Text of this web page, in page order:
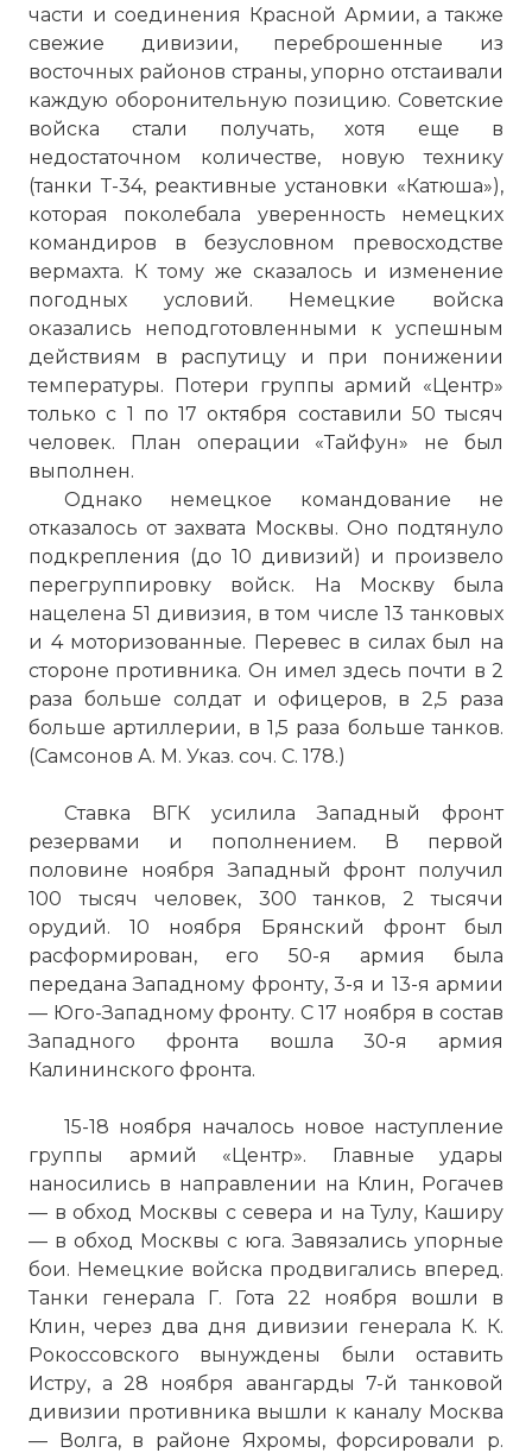
части и соединения Красной Армии, а также
свежие дивизии, переброшенные из
восточных районов страны, упорно отстаивали
каждую оборонительную позицию. Советские
войска стали получать, хотя еще в
недостаточном количестве, новую технику
(танки Т-34, реактивные установки «Катюша»),
которая поколебала уверенность немецких
командиров в безусловном превосходстве
вермахта. К тому же сказалось и изменение
погодных условий. Немецкие войска
оказались неподготовленными к успешным
действиям в распутицу и при понижении
температуры. Потери группы армий «Центр»
только с 1 по 17 октября составили 50 тысяч
человек. План операции «Тайфун» не был
выполнен.
Однако немецкое командование не
отказалось от захвата Москвы. Оно подтянуло
подкрепления (до 10 дивизий) и произвело
перегруппировку войск. На Москву была
нацелена 51 дивизия, в том числе 13 танковых
и 4 моторизованные. Перевес в силах был на
стороне противника. Он имел здесь почти в 2
раза больше солдат и офицеров, в 2,5 раза
больше артиллерии, в 1,5 раза больше танков.
(Самсонов А. М. Указ. соч. С. 178.)
Ставка ВГК усилила Западный фронт
резервами и пополнением. В первой
половине ноября Западный фронт получил
100 тысяч человек, 300 танков, 2 тысячи
орудий. 10 ноября Брянский фронт был
расформирован, его 50-я армия была
передана Западному фронту, 3-я и 13-я армии
— Юго-Западному фронту. С 17 ноября в состав
Западного фронта вошла 30-я армия
Калининского фронта.
15-18 ноября началось новое наступление
группы армий «Центр». Главные удары
наносились в направлении на Клин, Рогачев
— в обход Москвы с севера и на Тулу, Каширу
— в обход Москвы с юга. Завязались упорные
бои. Немецкие войска продвигались вперед.
Танки генерала Г. Гота 22 ноября вошли в
Клин, через два дня дивизии генерала К. К.
Рокоссовского вынуждены были оставить
Истру, а 28 ноября авангарды 7-й танковой
дивизии противника вышли к каналу Москва
— Волга, в районе Яхромы, форсировали р.